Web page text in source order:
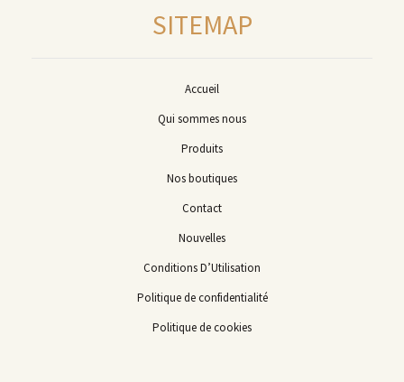
SITEMAP
Accueil
Qui sommes nous
Produits
Nos boutiques
Contact
Nouvelles
Conditions D’Utilisation
Politique de confidentialité
Politique de cookies